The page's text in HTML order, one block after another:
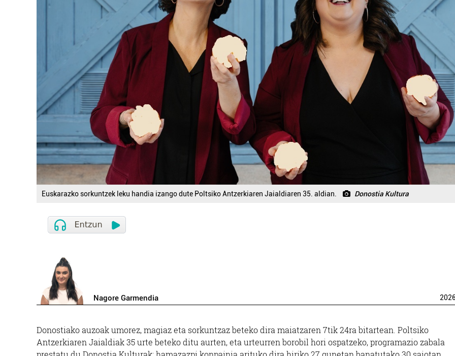
Euskarazko sorkuntzek leku handia izango dute Poltsiko Antzerkiaren Jaialdiaren 35. aldian. Donostia Kultura
Nagore Garmendia
Donostiako auzoak umorez, magiaz eta sorkuntzaz beteko dira maiatzaren 7tik 24ra bitartean. Poltsiko
Antzerkiaren Jaialdiak 35 urte beteko ditu aurten, eta urteurren borobil hori ospatzeko, programazio zabala